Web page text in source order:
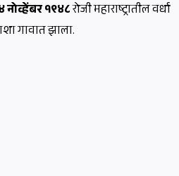
नोव्हेंबर १९४८रोजी महाराष्ट्रातील वर्धा
गावात झाला.